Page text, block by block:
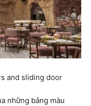
những bảng màu